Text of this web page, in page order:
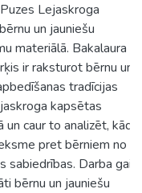
Lejaskroga
un jauniešu
materiālā. Bakalaura
ir raksturot bērnu un
tradīcijas
kapsētas
caur to analizēt, kāda
pret bērniem no
sabiedrības. Darba gaitā
bērnu un jauniešu